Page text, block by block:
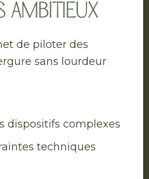
AMBITIEUX
de piloter des
sans lourdeur
dispositifs complexes
techniques